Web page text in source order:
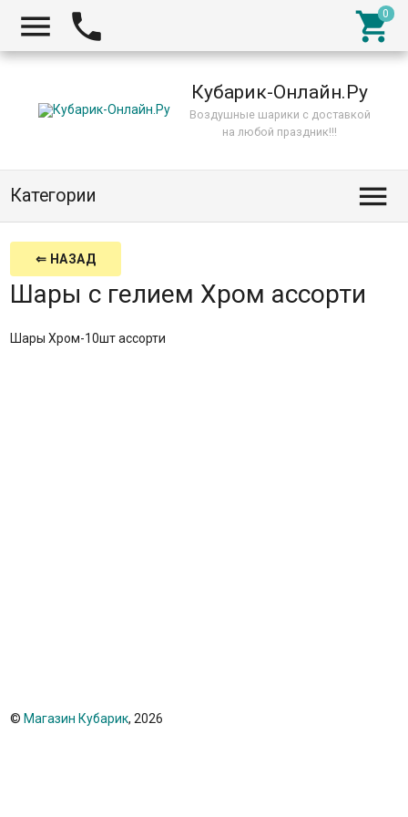
  
Кубарик-Онлайн.Ру
Воздушные шарики с доставкой
на любой праздник!!!
Категории 
⇐ НАЗАД
Шары с гелием Хром ассорти
Шары Хром-10шт ассорти
© Магазин Кубарик, 2026